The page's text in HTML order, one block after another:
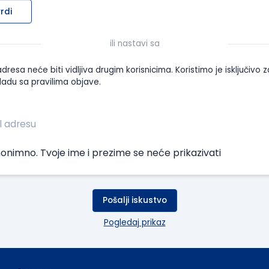
ili nastavi sa
neće biti vidljiva drugim korisnicima. Koristimo je isključivo
sa pravilima objave.
Tvoje ime i prezime se neće prikazivati
Pošalji iskustvo
Pogledaj prikaz